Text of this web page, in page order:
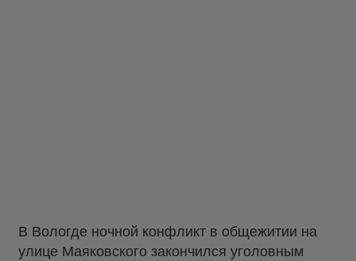
В Вологде ночной конфликт в общежитии на
улице Маяковского закончился уголовным